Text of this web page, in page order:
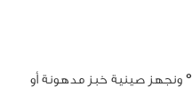
نسخن الفرن على درجة حرارة 200° ونجهز صينية خبز مدهونة أو